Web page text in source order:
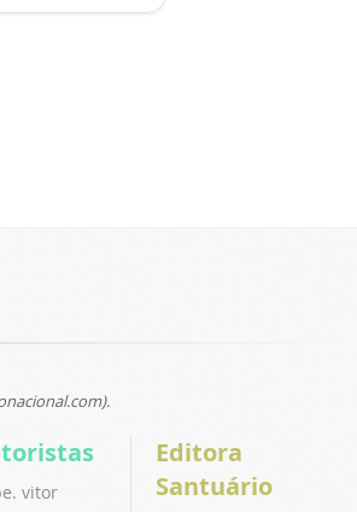
vitor
Editora
Santuário